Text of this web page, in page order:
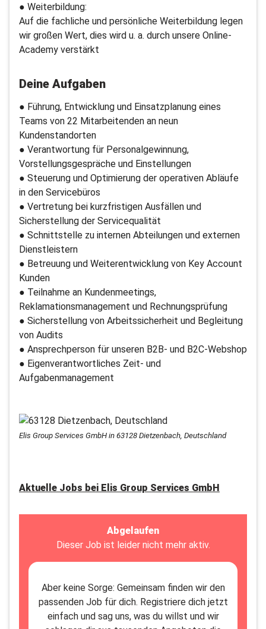
● Weiterbildung:
Auf die fachliche und persönliche Weiterbildung legen
wir großen Wert, dies wird u. a. durch unsere Online-
Academy verstärkt
Deine Aufgaben
● Führung, Entwicklung und Einsatzplanung eines
Teams von 22 Mitarbeitenden an neun
Kundenstandorten
● Verantwortung für Personalgewinnung,
Vorstellungsgespräche und Einstellungen
● Steuerung und Optimierung der operativen Abläufe
in den Servicebüros
● Vertretung bei kurzfristigen Ausfällen und
Sicherstellung der Servicequalität
● Schnittstelle zu internen Abteilungen und externen
Dienstleistern
● Betreuung und Weiterentwicklung von Key Account
Kunden
● Teilnahme an Kundenmeetings,
Reklamationsmanagement und Rechnungsprüfung
● Sicherstellung von Arbeitssicherheit und Begleitung
von Audits
● Ansprechperson für unseren B2B- und B2C-Webshop
● Eigenverantwortliches Zeit- und
Aufgabenmanagement
Elis Group Services GmbH in 63128 Dietzenbach, Deutschland
Aktuelle Jobs bei Elis Group Services GmbH
Abgelaufen
Dieser Job ist leider nicht mehr aktiv.
Aber keine Sorge: Gemeinsam finden wir den
passenden Job für dich. Registriere dich jetzt
einfach und sag uns, was du willst und wir